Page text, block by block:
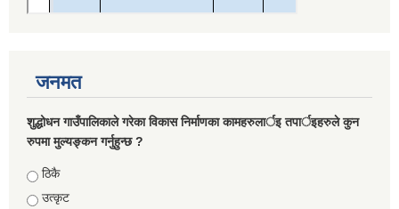
जनमत
शुद्धोधन गाउँपालिकाले गरेका विकास निर्माणका कामहरुलार्इ तपार्इहरुले कुन
रुपमा मुल्यङ्कन गर्नुहुन्छ ?
Choices
ठिकै
उत्कृट